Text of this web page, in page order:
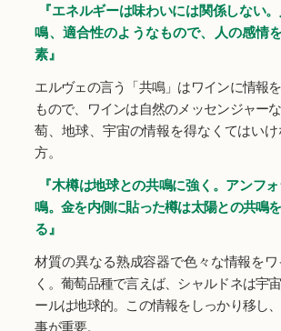
『エネルギーは味わいには関係しない
鳴、適合性のようなもので、人の感情
素』
エルヴェの言う「共鳴」はワインに情報
もので、ワインは自然のメッセンジャー
萄、地球、宇宙の情報を得なくてはいけ
方。
『木樽は地球との共鳴に強く。アンフ
鳴。金を内側に貼った樽は太陽との共鳴
る』
材質の異なる熟成容器で色々な情報を
く。葡萄品種で言えば、シャルドネは宇
ールは地球的。この情報をしっかり移し
事が重要。